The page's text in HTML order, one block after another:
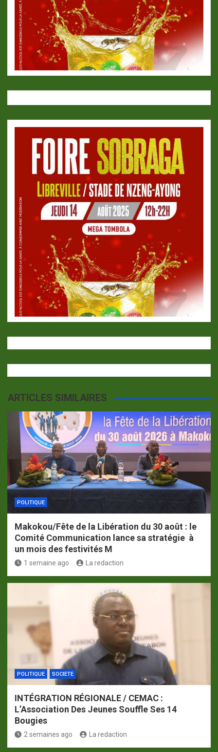
ARTICLES SIMILAIRES
POLITIQUE
Makokou/Fête de la Libération du 30 août : le
Comité Communication lance sa stratégie à
un mois des festivités M
1 semaine ago La redaction
POLITIQUE SOCIETE
INTÉGRATION RÉGIONALE / CEMAC :
L’Association Des Jeunes Souffle Ses 14
Bougies
2 semaines ago La redaction